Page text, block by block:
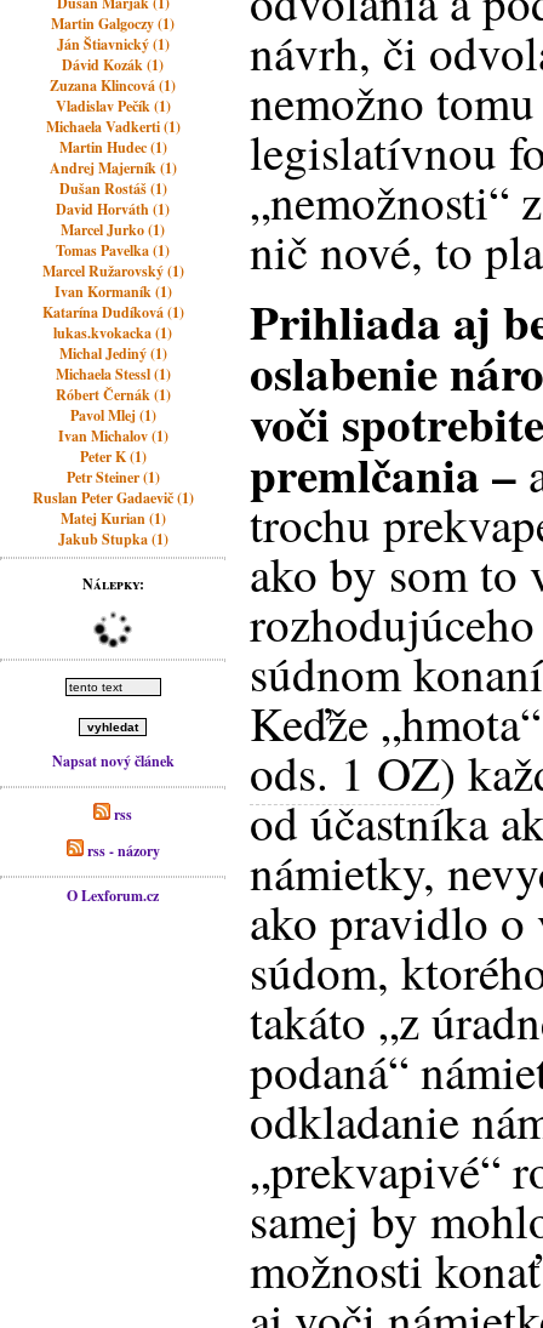
Martin Galgoczy (1)
Ján Štiavnický (1)
Dávid Kozák (1)
Zuzana Klincová (1)
Vladislav Pečík (1)
Michaela Vadkerti (1)
Martin Hudec (1)
Andrej Majerník (1)
Dušan Rostáš (1)
David Horváth (1)
Marcel Jurko (1)
Tomas Pavelka (1)
Marcel Ružarovský (1)
Ivan Kormaník (1)
Katarína Dudíková (1)
lukas.kvokacka (1)
Michal Jediný (1)
Michaela Stessl (1)
Róbert Černák (1)
Pavol Mlej (1)
Ivan Michalov (1)
Peter K (1)
Petr Steiner (1)
Ruslan Peter Gadaevič (1)
Matej Kurian (1)
Jakub Stupka (1)
Nálepky:
Napsat nový článek
rss
rss - názory
O Lexforum.cz
návrh, či
nemožno
legislatívnou
„nemožnosti“
nič nové, to
Prihliada aj
oslabenie
voči
premlčania –
trochu
ako by som to
súdnom
Keďže
ods. 1 OZ)
od účastníka
námietky,
ako pravidlo o
súdom,
takáto „z
podaná“
odkladanie
„prekvapivé“
samej by
možnosti